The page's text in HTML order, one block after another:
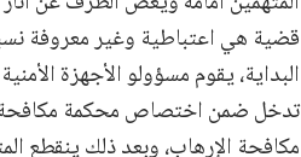
قضية هي اعتباطية وغير معروفة
البداية، يقوم مسؤولو الأجهزة
تدخل ضمن اختصاص محكمة مكافحة
مكافحة الإرهاب، وبعد ذلك ينقطع